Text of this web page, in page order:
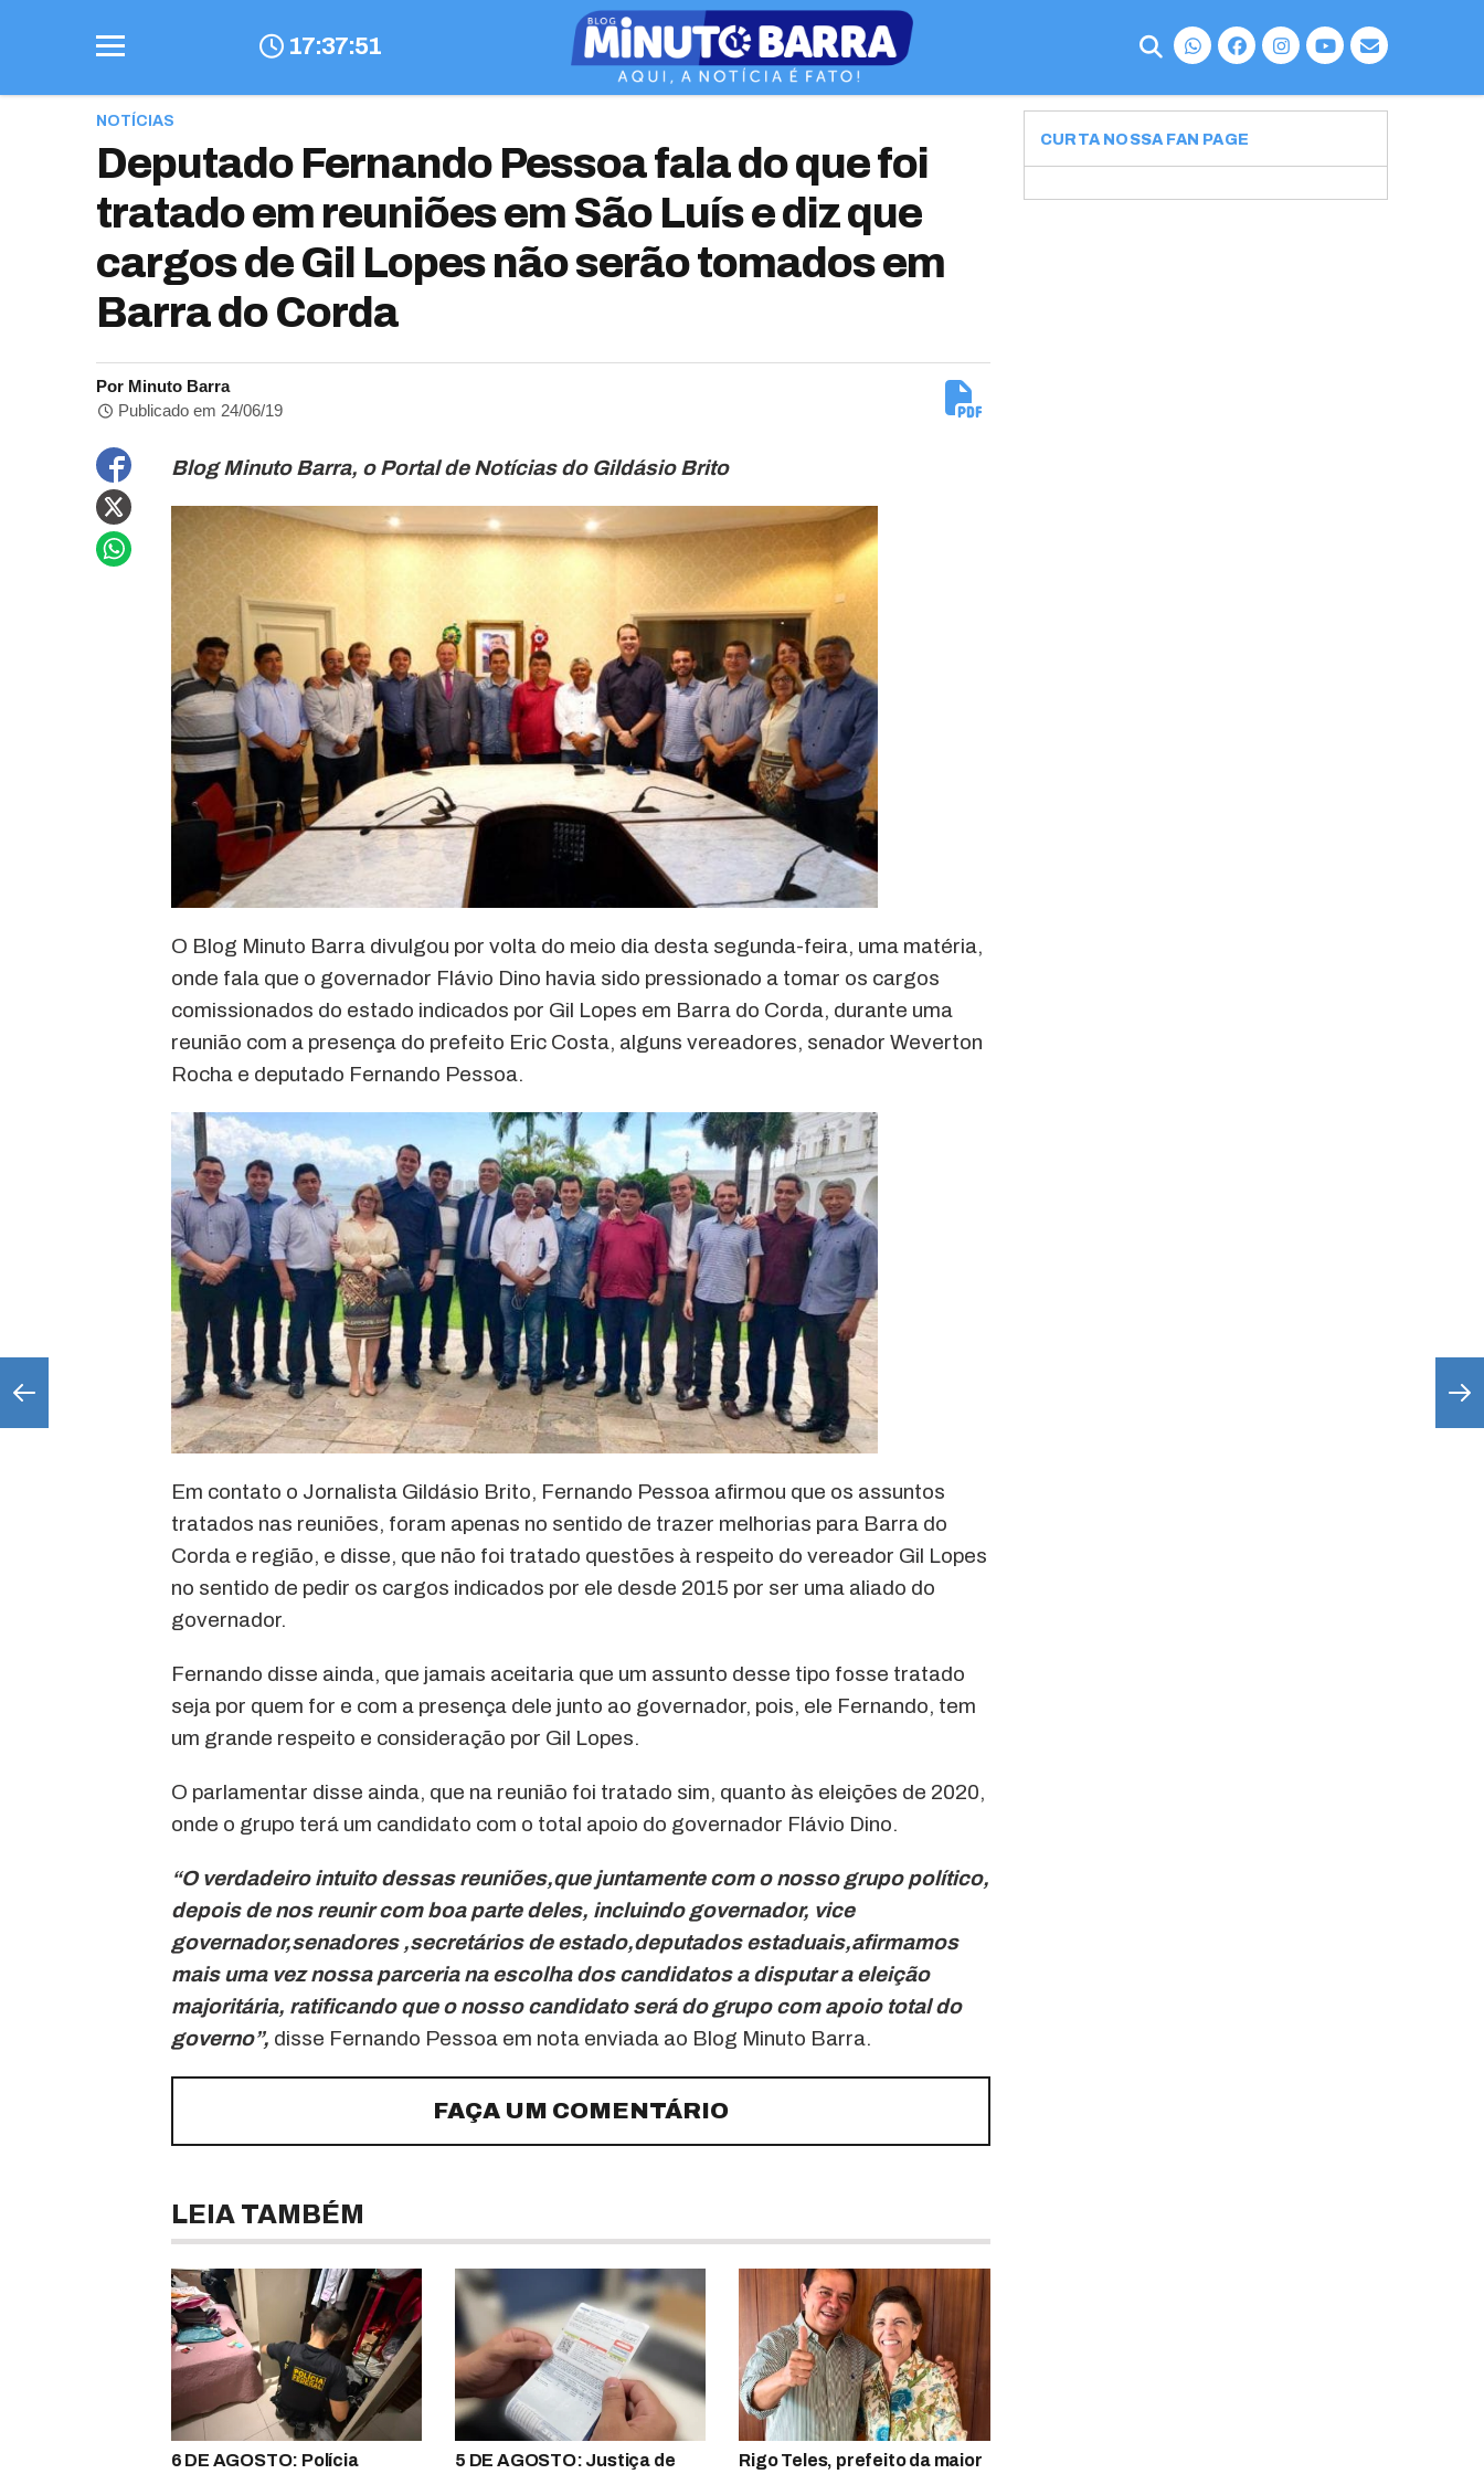
17:37:52
NOTÍCIAS
Deputado Fernando Pessoa fala do que foi
tratado em reuniões em São Luís e diz que
cargos de Gil Lopes não serão tomados em
Barra do Corda
Por Minuto Barra
Publicado em 24/06/19
Blog Minuto Barra, o Portal de Notícias do Gildásio Brito
O Blog Minuto Barra divulgou por volta do meio dia desta segunda-feira, uma matéria,
onde fala que o governador Flávio Dino havia sido pressionado a tomar os cargos
comissionados do estado indicados por Gil Lopes em Barra do Corda, durante uma
reunião com a presença do prefeito Eric Costa, alguns vereadores, senador Weverton
Rocha e deputado Fernando Pessoa.
Em contato o Jornalista Gildásio Brito, Fernando Pessoa afirmou que os assuntos
tratados nas reuniões, foram apenas no sentido de trazer melhorias para Barra do
Corda e região, e disse, que não foi tratado questões à respeito do vereador Gil Lopes
no sentido de pedir os cargos indicados por ele desde 2015 por ser uma aliado do
governador.
Fernando disse ainda, que jamais aceitaria que um assunto desse tipo fosse tratado
seja por quem for e com a presença dele junto ao governador, pois, ele Fernando, tem
um grande respeito e consideração por Gil Lopes.
O parlamentar disse ainda, que na reunião foi tratado sim, quanto às eleições de 2020,
onde o grupo terá um candidato com o total apoio do governador Flávio Dino.
“O verdadeiro intuito dessas reuniões,que juntamente com o nosso grupo político,
depois de nos reunir com boa parte deles, incluindo governador, vice
governador,senadores ,secretários de estado,deputados estaduais,afirmamos
mais uma vez nossa parceria na escolha dos candidatos a disputar a eleição
majoritária, ratificando que o nosso candidato será do grupo com apoio total do
governo”, disse Fernando Pessoa em nota enviada ao Blog Minuto Barra.
FAÇA UM COMENTÁRIO
LEIA TAMBÉM
6 DE AGOSTO: Polícia 5 DE AGOSTO: Justiça de Rigo Teles, prefeito da maior
CURTA NOSSA FAN PAGE